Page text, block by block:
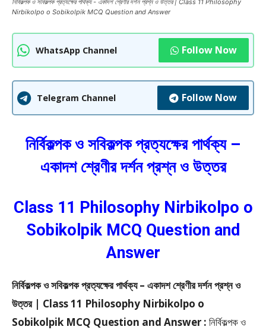
নির্বিকল্পক ও সবিকল্পক প্রত্যক্ষের পার্থক্য - একাদশ শ্রেণীর দর্শন প্রশ্ন ও উত্তর | Class 11 Philosophy
Nirbikolpo o Sobikolpik MCQ Question and Answer
WhatsApp Channel Follow Now
Telegram Channel Follow Now
নির্বিকল্পক ও সবিকল্পক প্রত্যক্ষের পার্থক্য –
একাদশ শ্রেণীর দর্শন প্রশ্ন ও উত্তর
Class 11 Philosophy Nirbikolpo o
Sobikolpik MCQ Question and
Answer
নির্বিকল্পক ও সবিকল্পক প্রত্যক্ষের পার্থক্য – একাদশ শ্রেণীর দর্শন প্রশ্ন ও
উত্তর | Class 11 Philosophy Nirbikolpo o
Sobikolpik MCQ Question and Answer : নির্বিকল্পক ও